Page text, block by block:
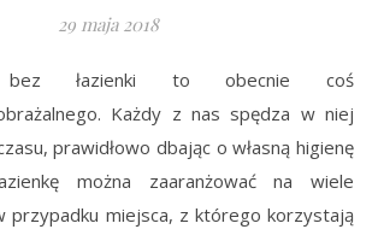
29 maja 2018
łazienki to obecnie coś
Każdy z nas spędza w niej
prawidłowo dbając o własną higienę
można zaaranżować na wiele
przypadku miejsca, z którego korzystają